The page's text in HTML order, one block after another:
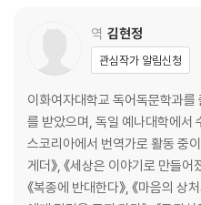
낡은 자기보호 프로그램보다 적절한
완고한 신념을 점검하라
대안은 있다
긍정적인 자기 이미지와 다른 사람
자신의 강점을 자각하고 이를 활용
자신이 겪은 ‘약점’을 제거하라
분노하지 않고 호의적인 시선으로
아동기와 청소년기의 긍정적인 기억
역 김현정
관심작가 알림신청
이화여자대학교 독어독문학과를
를 받았으며, 독일 예나대학에서
스코리아에서 번역가로 활동 중이
게더》, 《세상은 이야기로 만들어
《복종에 반대한다》, 《마음의 상